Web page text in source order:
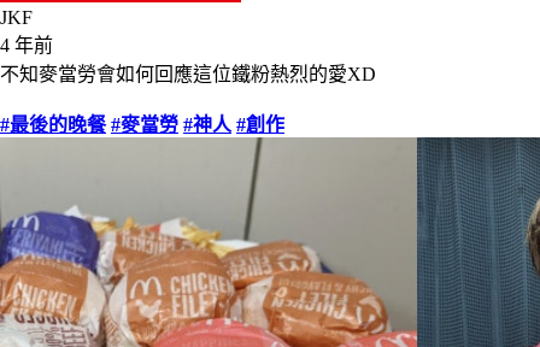
JKF
4 年前
不知麥當勞會如何回應這位鐵粉熱烈的愛XD
#最後的晚餐 #麥當勞 #神人 #創作